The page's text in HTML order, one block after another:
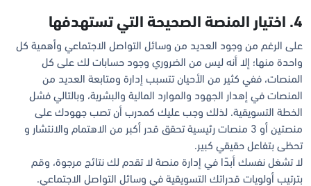
4. اختيار المنصة الصحيحة التي تستهدفها
على الرغم من وجود العديد من وسائل التواصل الاجتماعي وأهمية كل
واحدة منها؛ إلا أنه ليس من الضروري وجود حسابات لك على كل
المنصات، ففي كثير من الأحيان تتسبب إدارة ومتابعة العديد من
المنصات في إهدار الجهود والموارد المالية والبشرية، وبالتالي فشل
الخطة التسويقية. لذلك وجب عليك كمدرب أن تصب جهودك على
منصتين أو 3 منصات رئيسية تحقق قدر أكبر من الاهتمام والانتشار و
تحظى بتفاعل حقيقي كبير.
لا تشغل نفسك أبدًا في إدارة منصة لا تقدم لك نتائج مرجوة، وقم
بترتيب أولويات قدراتك التسويقية في وسائل التواصل الاجتماعي.